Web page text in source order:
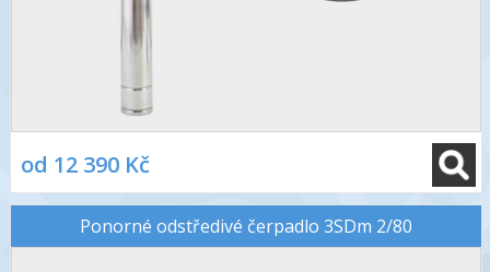
od 12 390 Kč
Ponorné odstředivé čerpadlo 3SDm 2/80